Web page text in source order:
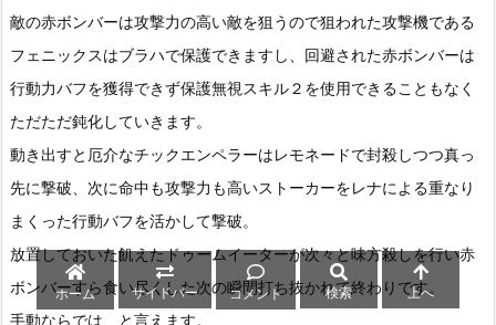
敵の赤ボンバーは攻撃力の高い敵を狙うので狙われた攻撃機である
フェニックスはブラハで保護できますし、回避された赤ボンバーは
行動力バフを獲得できず保護無視スキル２を使用できることもなく
ただただ鈍化していきます。
動き出すと厄介なチックエンペラーはレモネードで封殺しつつ真っ
先に撃破、次に命中も攻撃力も高いストーカーをレナによる重なり
まくった行動バフを活かして撃破。
放置しておいた飢えたドゥームイーターが次々と味方殺しを行い赤
ボンバーすら食い尽くした次の瞬間打ち抜かれて終わりです。
手動ならでは、と言えます。
ホーム サイドバー コメント 検索 上へ